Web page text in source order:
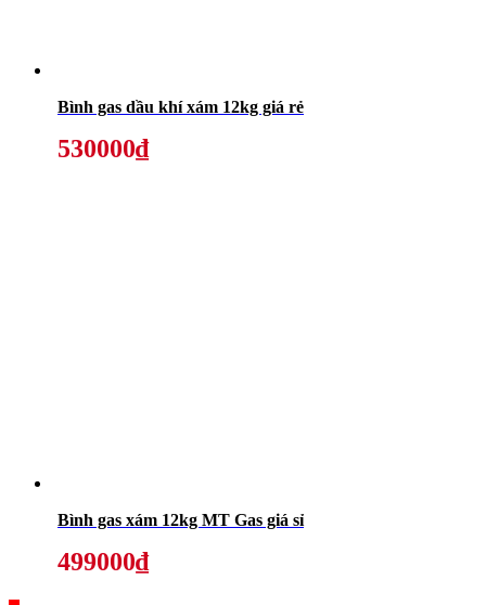
Bình gas dầu khí xám 12kg giá rẻ
530000₫
Bình gas xám 12kg MT Gas giá sỉ
499000₫